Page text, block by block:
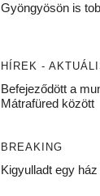
Gyöngyösön is
HÍREK -
Befejeződött a
Mátrafüred között
BREAKING
Kigyulladt egy